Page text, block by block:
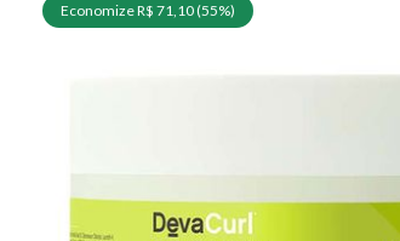
Economize R$ 71,10 (55%)